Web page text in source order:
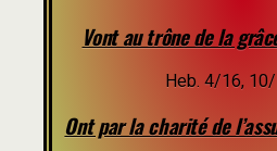
Vont au trône de la
Heb. 4/16,
Ont par la charité de